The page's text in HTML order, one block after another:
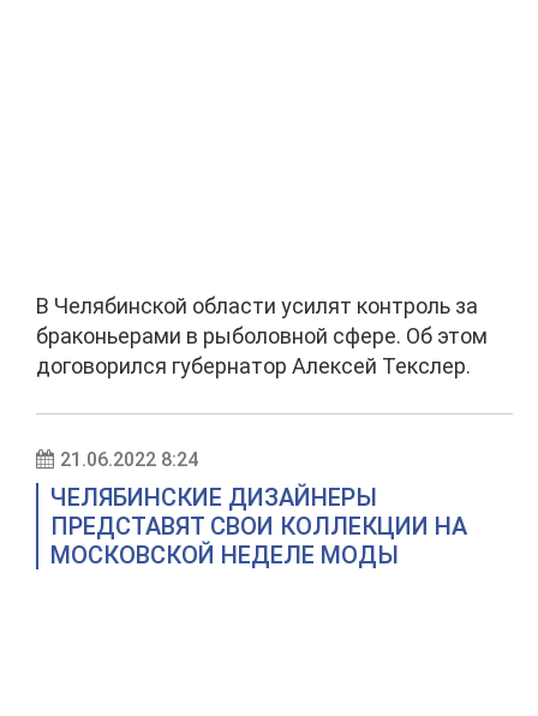
В Челябинской области усилят контроль за
браконьерами в рыболовной сфере. Об этом
договорился губернатор Алексей Текслер.
21.06.2022 8:24
ЧЕЛЯБИНСКИЕ ДИЗАЙНЕРЫ
ПРЕДСТАВЯТ СВОИ КОЛЛЕКЦИИ НА
МОСКОВСКОЙ НЕДЕЛЕ МОДЫ